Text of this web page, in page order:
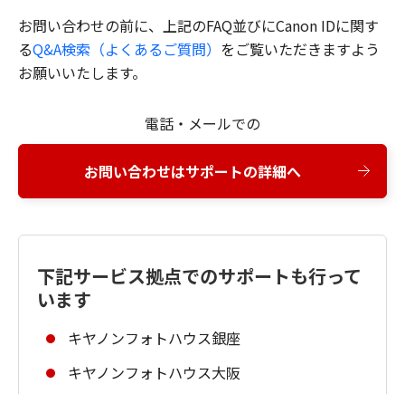
お問い合わせの前に、上記のFAQ並びにCanon IDに関す
るQ&A検索（よくあるご質問） をご覧いただきますよう
お願いいたします。
電話・メールでの
お問い合わせはサポートの詳細へ
下記サービス拠点でのサポートも行って
います
キヤノンフォトハウス銀座
キヤノンフォトハウス大阪